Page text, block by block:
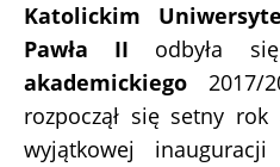
Katolickim
Pawła II odbyła
akademickiego 2017/
rozpoczął się setny
wyjątkowej